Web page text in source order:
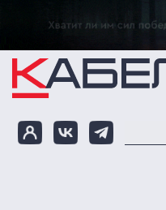
Перейти к основному